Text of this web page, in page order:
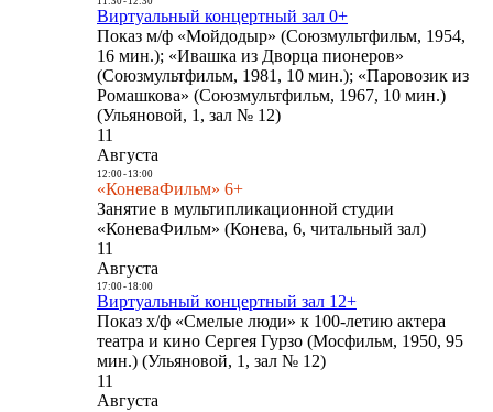
Виртуальный концертный зал 0+
Показ м/ф «Мойдодыр» (Союзмультфильм, 1954,
16 мин.); «Ивашка из Дворца пионеров»
(Союзмультфильм, 1981, 10 мин.); «Паровозик из
Ромашкова» (Союзмультфильм, 1967, 10 мин.)
(Ульяновой, 1, зал № 12)
11
Августа
12:00- 13:00
«КоневаФильм» 6+
Занятие в мультипликационной студии
«КоневаФильм» (Конева, 6, читальный зал)
11
Августа
17:00- 18:00
Виртуальный концертный зал 12+
Показ х/ф «Смелые люди» к 100-летию актера
театра и кино Сергея Гурзо (Мосфильм, 1950, 95
мин.) (Ульяновой, 1, зал № 12)
11
Августа